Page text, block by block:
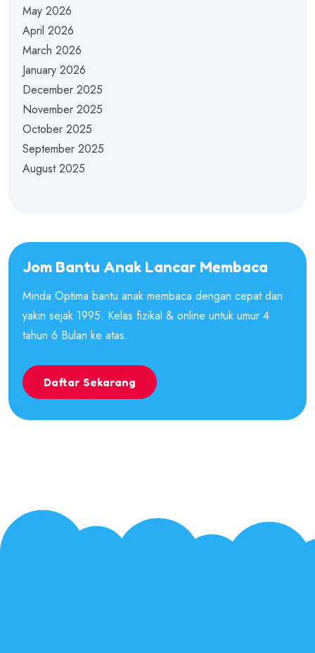
May 2026
April 2026
March 2026
January 2026
December 2025
November 2025
October 2025
September 2025
August 2025
Jom Bantu Anak Lancar Membaca
Minda Optima bantu anak membaca dengan cepat dan
yakin sejak 1995. Kelas fizikal & online untuk umur 4
tahun 6 Bulan ke atas.
Daftar Sekarang